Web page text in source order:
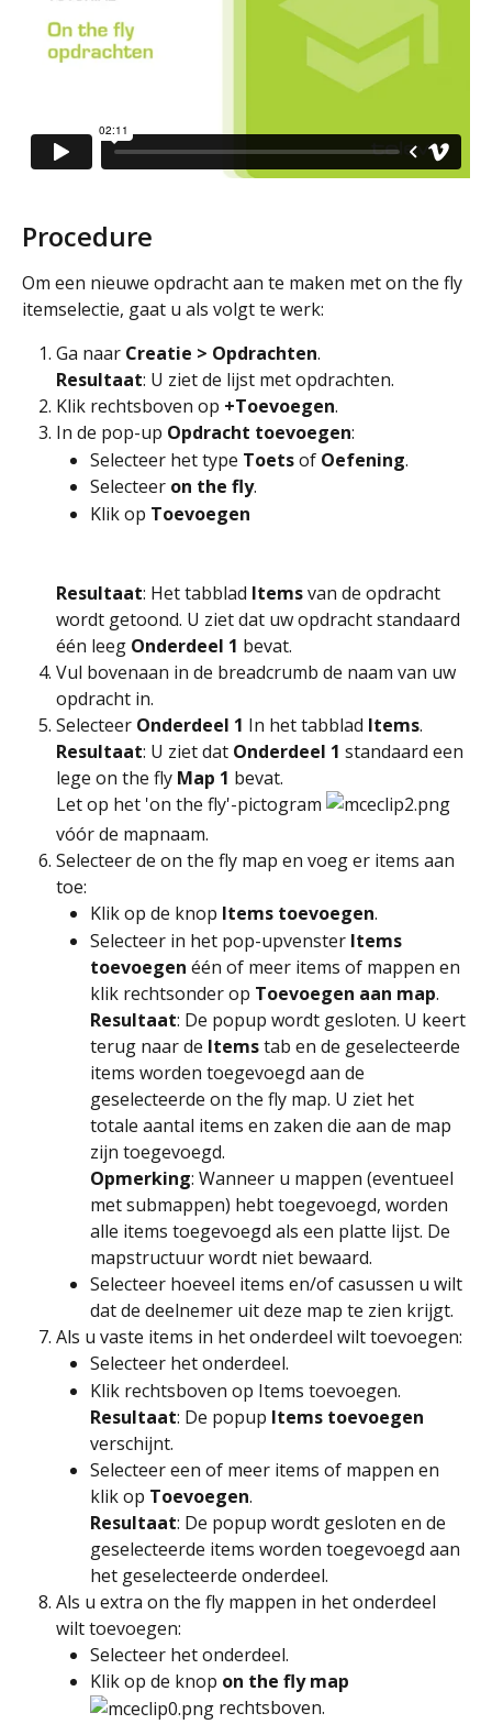
Procedure
Om een nieuwe opdracht aan te maken met on the fly
itemselectie, gaat u als volgt te werk:
Ga naar Creatie > Opdrachten.
Resultaat: U ziet de lijst met opdrachten.
Klik rechtsboven op +Toevoegen.
In de pop-up Opdracht toevoegen:
Selecteer het type Toets of Oefening.
Selecteer on the fly.
Klik op Toevoegen
Resultaat: Het tabblad Items van de opdracht
wordt getoond. U ziet dat uw opdracht standaard
één leeg Onderdeel 1 bevat.
Vul bovenaan in de breadcrumb de naam van uw
opdracht in.
Selecteer Onderdeel 1 In het tabblad Items.
Resultaat: U ziet dat Onderdeel 1 standaard een
lege on the fly Map 1 bevat.
Let op het 'on the fly'-pictogram
vóór de mapnaam.
Selecteer de on the fly map en voeg er items aan
toe:
Klik op de knop Items toevoegen.
Selecteer in het pop-upvenster Items
toevoegen één of meer items of mappen en
klik rechtsonder op Toevoegen aan map.
Resultaat: De popup wordt gesloten. U keert
terug naar de Items tab en de geselecteerde
items worden toegevoegd aan de
geselecteerde on the fly map. U ziet het
totale aantal items en zaken die aan de map
zijn toegevoegd.
Opmerking: Wanneer u mappen (eventueel
met submappen) hebt toegevoegd, worden
alle items toegevoegd als een platte lijst. De
mapstructuur wordt niet bewaard.
Selecteer hoeveel items en/of casussen u wilt
dat de deelnemer uit deze map te zien krijgt.
Als u vaste items in het onderdeel wilt toevoegen:
Selecteer het onderdeel.
Klik rechtsboven op Items toevoegen.
Resultaat: De popup Items toevoegen
verschijnt.
Selecteer een of meer items of mappen en
klik op Toevoegen.
Resultaat: De popup wordt gesloten en de
geselecteerde items worden toegevoegd aan
het geselecteerde onderdeel.
Als u extra on the fly mappen in het onderdeel
wilt toevoegen:
Selecteer het onderdeel.
Klik op de knop on the fly map
rechtsboven.